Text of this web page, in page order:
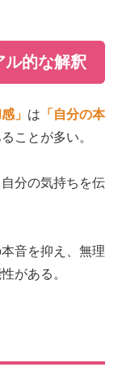
ル的な解釈
」 は 「自分の本
ことが多い。
分の気持ちを伝
音を抑え、無理
がある。